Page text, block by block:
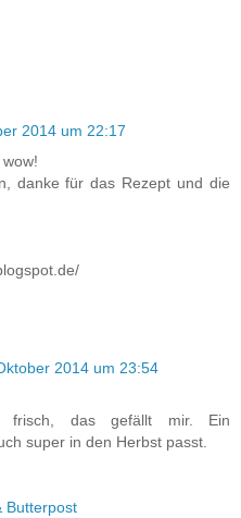
2014 um 22:17
danke für das Rezept und die
2014 um 23:54
frisch, das gefällt mir. Ein
super in den Herbst passt.
Butterpost